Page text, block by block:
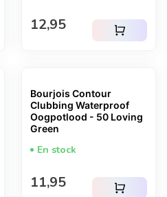
Prix normal
12,95 shopping_cart
Bourjois Contour
Clubbing Waterproof
Oogpotlood - 50 Loving
Green
En stock
Prix normal
11,95 shopping_cart